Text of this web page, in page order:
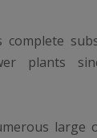
complete
plants
large